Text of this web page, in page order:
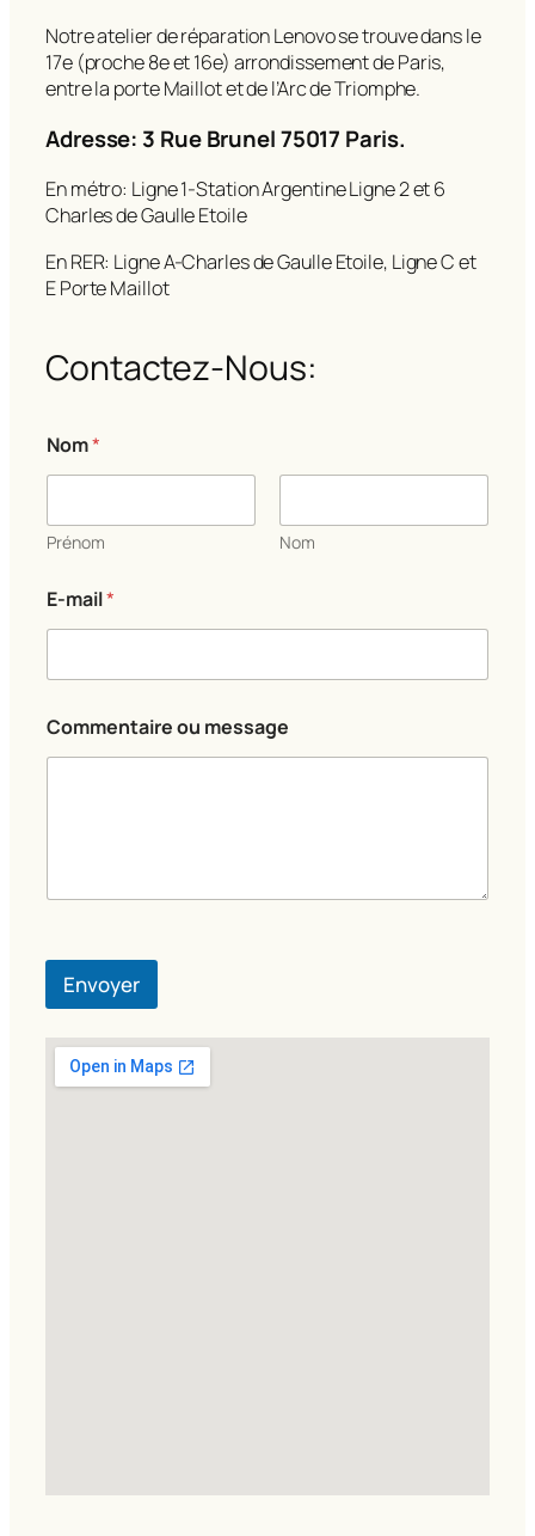
Notre atelier de réparation Lenovo se trouve dans le
17e (proche 8e et 16e) arrondissement de Paris,
entre la porte Maillot et de l’Arc de Triomphe.
Adresse: 3 Rue Brunel 75017 Paris.
En métro: Ligne 1-Station Argentine Ligne 2 et 6
Charles de Gaulle Etoile
En RER: Ligne A-Charles de Gaulle Etoile, Ligne C et
E Porte Maillot
Contactez-Nous:
o
u
e
s
a
g
e
Nom*
Prénom Nom
E-mail*
Commentaire ou message
Envoyer